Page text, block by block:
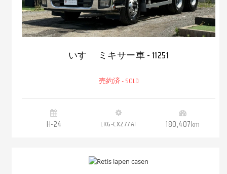
いすゞ ミキサー車 - 11251
売約済 - SOLD
H-24 LKG-CXZ77AT 180,407km